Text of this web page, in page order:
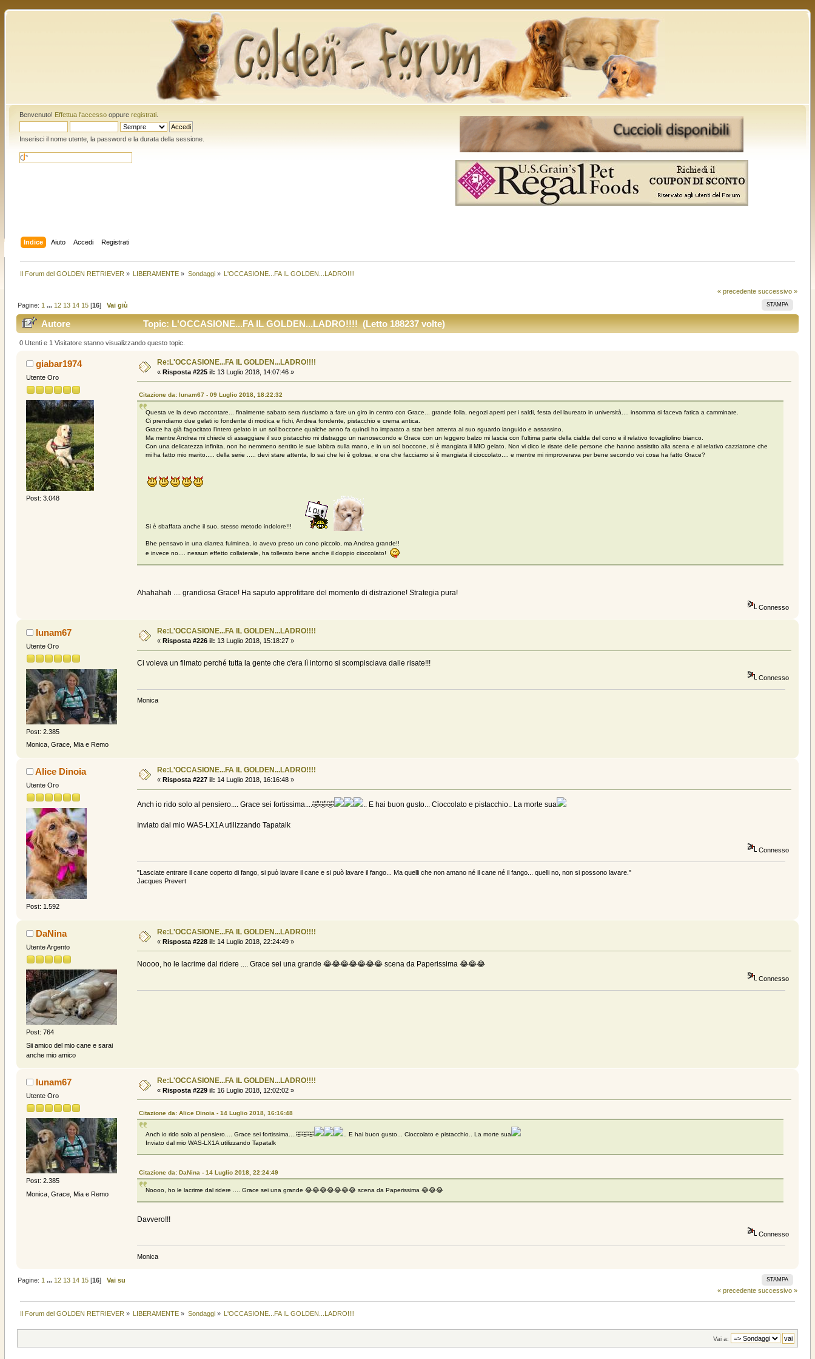
Benvenuto! Effettua l'accessooppure registrati.
Inserisci il nome utente, la password e la durata della sessione.
Indice Aiuto Accedi Registrati
Il Forum del GOLDEN RETRIEVER » LIBERAMENTE » Sondaggi» L'OCCASIONE...FA IL GOLDEN...LADRO!!!!
« precedente successivo »
STAMPA
Pagine: 1 ... 12 13 14 15[16] Vai giù
Autore Topic: L'OCCASIONE...FA IL GOLDEN...LADRO!!!! (Letto 188237 volte)
0 Utenti e 1 Visitatore stanno visualizzando questo topic.
giabar1974
Utente Oro
Post: 3.048
Re:L'OCCASIONE...FA IL GOLDEN...LADRO!!!!
« Risposta #225 il: 13 Luglio 2018, 14:07:46 »
Citazione da: lunam67 - 09 Luglio 2018, 18:22:32
Questa ve la devo raccontare... finalmente sabato sera riusciamo a fare un giro in centro con Grace... grande folla, negozi aperti per i saldi, festa del laureato in università.... insomma si faceva fatica a camminare.
Ci prendiamo due gelati io fondente di modica e fichi, Andrea fondente, pistacchio e crema antica.
Grace ha già fagocitato l'intero gelato in un sol boccone qualche anno fa quindi ho imparato a star ben attenta al suo sguardo languido e assassino.
Ma mentre Andrea mi chiede di assaggiare il suo pistacchio mi distraggo un nanosecondo e Grace con un leggero balzo mi lascia con l'ultima parte della cialda del cono e il relativo tovagliolino bianco.
Con una delicatezza infinita, non ho nemmeno sentito le sue labbra sulla mano, e in un sol boccone, si è mangiata il MIO gelato. Non vi dico le risate delle persone che hanno assistito alla scena e al relativo cazziatone che
mi ha fatto mio marito..... della serie ..... devi stare attenta, lo sai che lei è golosa, e ora che facciamo si è mangiata il cioccolato.... e mentre mi rimproverava per bene secondo voi cosa ha fatto Grace?
Si è sbaffata anche il suo, stesso metodo indolore!!!
Bhe pensavo in una diarrea fulminea, io avevo preso un cono piccolo, ma Andrea grande!!
e invece no.... nessun effetto collaterale, ha tollerato bene anche il doppio cioccolato!
Ahahahah .... grandiosa Grace! Ha saputo approfittare del momento di distrazione! Strategia pura!
Connesso
lunam67
Utente Oro
Post: 2.385
Monica, Grace, Mia e Remo
Re:L'OCCASIONE...FA IL GOLDEN...LADRO!!!!
« Risposta #226 il: 13 Luglio 2018, 15:18:27 »
Ci voleva un filmato perché tutta la gente che c'era lì intorno si scompisciava dalle risate!!!
Connesso
Monica
Alice Dinoia
Utente Oro
Post: 1.592
Re:L'OCCASIONE...FA IL GOLDEN...LADRO!!!!
« Risposta #227 il: 14 Luglio 2018, 16:16:48 »
Anch io rido solo al pensiero.... Grace sei fortissima....🤣🤣🤣 .. E hai buon gusto... Cioccolato e pistacchio.. La morte sua
Inviato dal mio WAS-LX1A utilizzando Tapatalk
Connesso
"Lasciate entrare il cane coperto di fango, si può lavare il cane e si può lavare il fango... Ma quelli che non amano né il cane né il fango... quelli no, non si possono lavare."
Jacques Prevert
DaNina
Utente Argento
Post: 764
Sii amico del mio cane e sarai
anche mio amico
Re:L'OCCASIONE...FA IL GOLDEN...LADRO!!!!
« Risposta #228 il: 14 Luglio 2018, 22:24:49 »
Noooo, ho le lacrime dal ridere .... Grace sei una grande 😂😂😂😂😂😂😂 scena da Paperissima 😂😂😂
Connesso
lunam67
Utente Oro
Post: 2.385
Monica, Grace, Mia e Remo
Re:L'OCCASIONE...FA IL GOLDEN...LADRO!!!!
« Risposta #229 il: 16 Luglio 2018, 12:02:02 »
Citazione da: Alice Dinoia - 14 Luglio 2018, 16:16:48
Anch io rido solo al pensiero.... Grace sei fortissima....🤣🤣🤣
.. E hai buon gusto... Cioccolato e pistacchio.. La morte sua
Inviato dal mio WAS-LX1A utilizzando Tapatalk
Citazione da: DaNina - 14 Luglio 2018, 22:24:49
Noooo, ho le lacrime dal ridere .... Grace sei una grande 😂😂😂😂😂😂😂 scena da Paperissima 😂😂😂
Davvero!!!
Connesso
Monica
STAMPA
Pagine: 1 ... 12 13 14 15[16] Vai su
« precedente successivo »
Il Forum del GOLDEN RETRIEVER » LIBERAMENTE » Sondaggi» L'OCCASIONE...FA IL GOLDEN...LADRO!!!!
Vai a: